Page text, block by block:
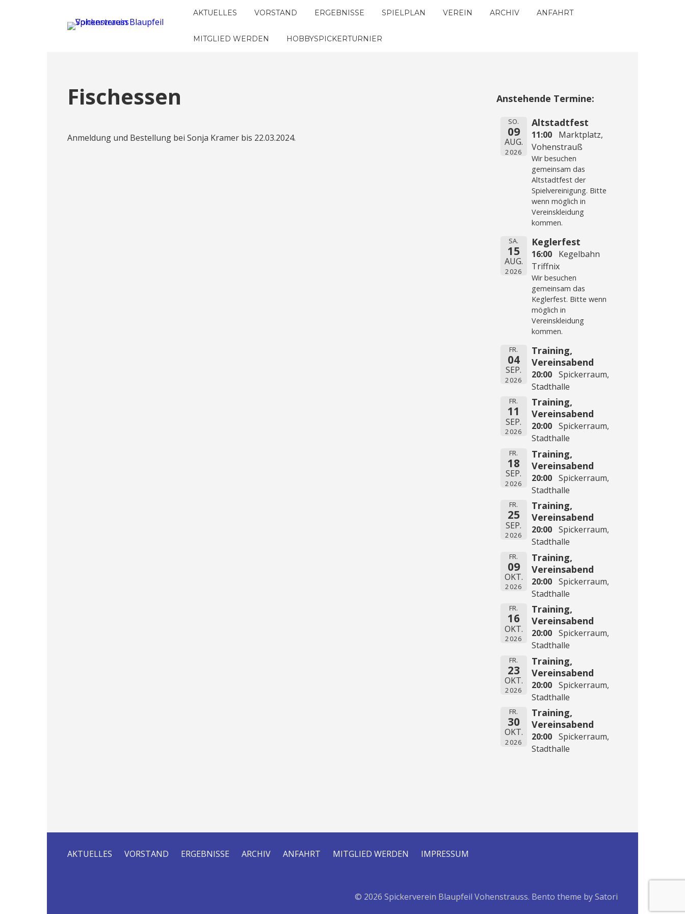
AKTUELLES VORSTAND ERGEBNISSE SPIELPLAN VEREIN ARCHIV ANFAHRT
MITGLIED WERDEN HOBBYSPICKERTURNIER
Fischessen
Anmeldung und Bestellung bei Sonja Kramer bis 22.03.2024.
Anstehende Termine:
SO.
09
AUG.
2026
Altstadtfest
11:00
Marktplatz,
Vohenstrauß
Wir besuchen
gemeinsam das
Altstadtfest der
Spielvereinigung. Bitte
wenn möglich in
Vereinskleidung
kommen.
SA.
15
AUG.
2026
Keglerfest
16:00
Kegelbahn
Triffnix
Wir besuchen
gemeinsam das
Keglerfest. Bitte wenn
möglich in
Vereinskleidung
kommen.
FR.
04
SEP.
2026
Training,
Vereinsabend
20:00 Spickerraum,
Stadthalle
FR.
11
SEP.
2026
Training,
Vereinsabend
20:00 Spickerraum,
Stadthalle
FR.
18
SEP.
2026
Training,
Vereinsabend
20:00 Spickerraum,
Stadthalle
FR.
25
SEP.
2026
Training,
Vereinsabend
20:00 Spickerraum,
Stadthalle
FR.
09
OKT.
2026
Training,
Vereinsabend
20:00 Spickerraum,
Stadthalle
FR.
16
OKT.
2026
Training,
Vereinsabend
20:00 Spickerraum,
Stadthalle
FR.
23
OKT.
2026
Training,
Vereinsabend
20:00 Spickerraum,
Stadthalle
FR.
30
OKT.
2026
Training,
Vereinsabend
20:00 Spickerraum,
Stadthalle
AKTUELLES VORSTAND ERGEBNISSE ARCHIV ANFAHRT MITGLIED WERDEN IMPRESSUM
© 2026 Spickerverein Blaupfeil Vohenstrauss. Bento theme by Satori